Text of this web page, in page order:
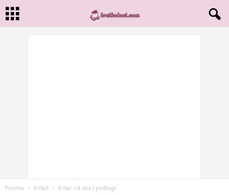
Početna Kolači
Kolač od sira i pudinga